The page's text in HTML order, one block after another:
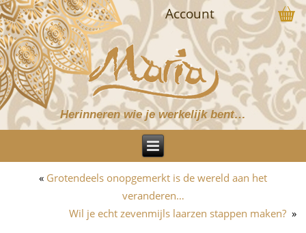
Herinneren wie je werkelijk bent…
Account
« Grotendeels onopgemerkt is de wereld aan het
veranderen…
Wil je echt zevenmijls laarzen stappen maken? »